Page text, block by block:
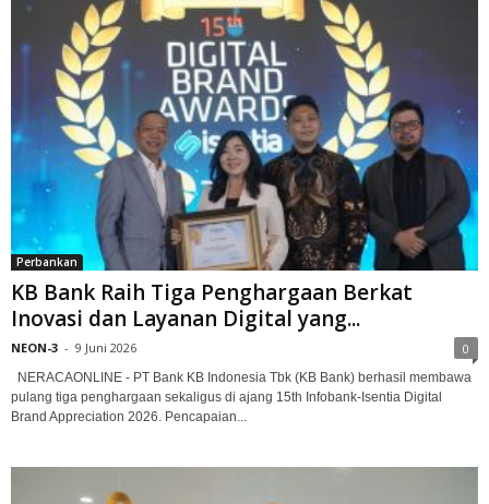
Perbankan
KB Bank Raih Tiga Penghargaan Berkat
Inovasi dan Layanan Digital yang...
NEON-3 - 9 Juni 2026 0
NERACAONLINE - PT Bank KB Indonesia Tbk (KB Bank) berhasil membawa
pulang tiga penghargaan sekaligus di ajang 15th Infobank-Isentia Digital
Brand Appreciation 2026. Pencapaian...